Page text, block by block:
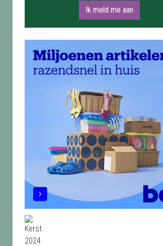
Ik meld me aan